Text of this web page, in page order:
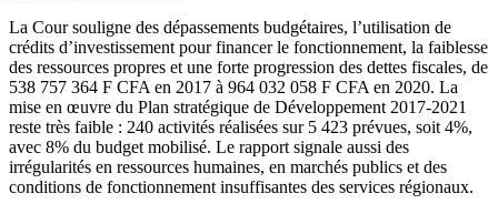
La Cour souligne des dépassements budgétaires, l’utilisation de
crédits d’investissement pour financer le fonctionnement, la faiblesse
des ressources propres et une forte progression des dettes fiscales, de
538 757 364 F CFA en 2017 à 964 032 058 F CFA en 2020. La
mise en œuvre du Plan stratégique de Développement 2017-2021
reste très faible : 240 activités réalisées sur 5 423 prévues, soit 4%,
avec 8% du budget mobilisé. Le rapport signale aussi des
irrégularités en ressources humaines, en marchés publics et des
conditions de fonctionnement insuffisantes des services régionaux.